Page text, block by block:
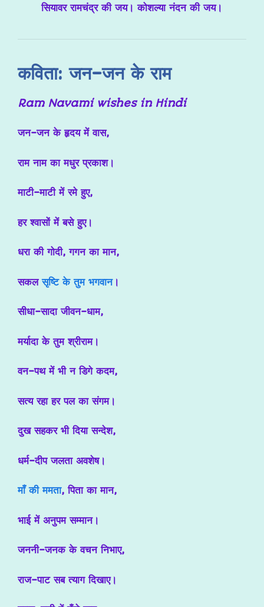
सियावर रामचंद्र की जय। कोशल्या नंदन की जय।
कविता: जन-जन के राम
Ram Navami wishes in Hindi
जन-जन के हृदय में वास,
राम नाम का मधुर प्रकाश।
माटी-माटी में रमे हुए,
हर श्वासों में बसे हुए।
धरा की गोदी, गगन का मान,
सकलसृष्टि के तुम भगवान।
सीधा-सादा जीवन-धाम,
मर्यादा के तुम श्रीराम।
वन-पथ में भी न डिगे कदम,
सत्य रहा हर पल का संगम।
दुख सहकर भी दिया सन्देश,
धर्म-दीप जलता अवशेष।
माँ की ममता, पिता का मान,
भाई में अनुपम सम्मान।
जननी-जनक के वचन निभाए,
राज-पाट सब त्याग दिखाए।